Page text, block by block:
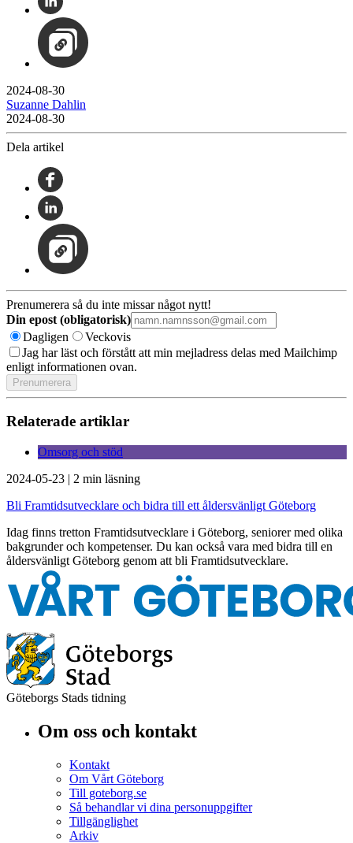
2024-08-30
Suzanne Dahlin
2024-08-30
Dela artikel
Prenumerera så du inte missar något nytt!
Din epost (obligatorisk)
Dagligen
Veckovis
Jag har läst och förstått att min mejladress delas med Mailchimp
enligt informationen ovan.
Relaterade artiklar
Omsorg och stöd
2024-05-23 | 2 min läsning
Bli Framtidsutvecklare och bidra till ett åldersvänligt Göteborg
Idag finns tretton Framtidsutvecklare i Göteborg, seniorer med olika
bakgrunder och kompetenser. Du kan också vara med bidra till en
åldersvänligt Göteborg genom att bli Framtidsutvecklare.
Göteborgs Stads tidning
Om oss och kontakt
Kontakt
Om Vårt Göteborg
Till goteborg.se
Så behandlar vi dina personuppgifter
Tillgänglighet
Arkiv